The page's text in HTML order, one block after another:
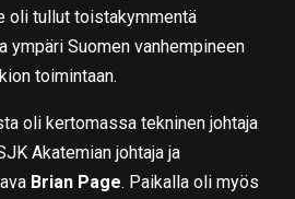
oli tullut toistakymmentä
ympäri Suomen vanhempineen
toimintaan.
oli kertomassa tekninen johtaja
Akatemian johtaja ja
Brian Page. Paikalla oli myös